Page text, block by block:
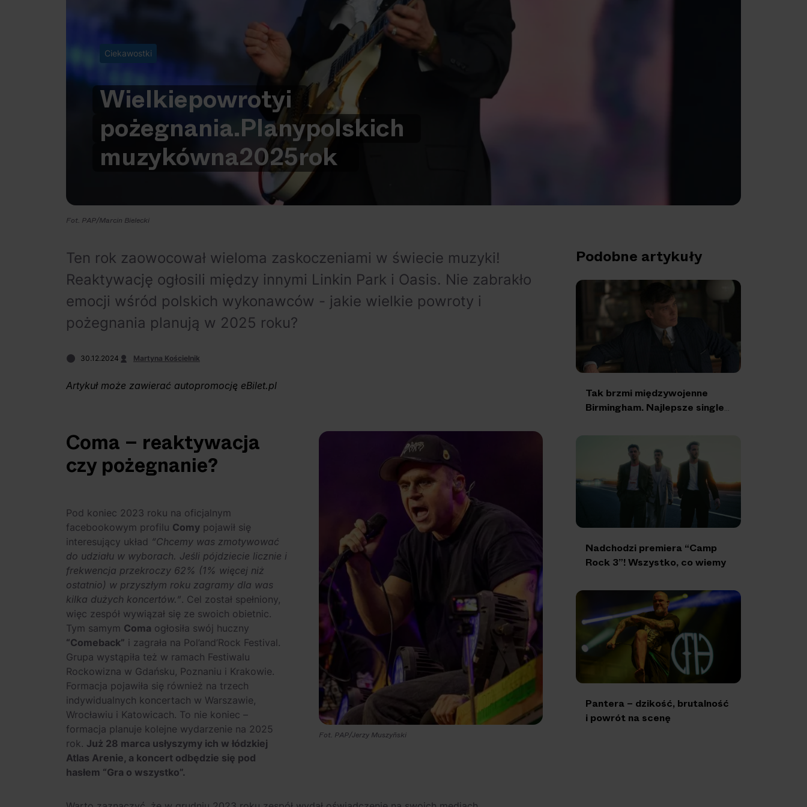
Ciekawostki
Wielkiepowrotyi
pożegnania.Planypolskich
muzykówna2025rok
Fot. PAP/Marcin Bielecki
Ten rok zaowocował wieloma zaskoczeniami w świecie muzyki!
Reaktywację ogłosili między innymi Linkin Park i Oasis. Nie zabrakło
emocji wśród polskich wykonawców - jakie wielkie powroty i
pożegnania planują w 2025 roku?
30.12.2024 Martyna Kościelnik
Artykuł może zawierać autopromocję eBilet.pl
Coma – reaktywacja
czy pożegnanie?
Pod koniec 2023 roku na oficjalnym
facebookowym profilu Comy pojawił się
interesujący układ “Chcemy was zmotywować
do udziału w wyborach. Jeśli pójdziecie licznie i
frekwencja przekroczy 62% (1% więcej niż
ostatnio) w przyszłym roku zagramy dla was
kilka dużych koncertów.”. Cel został spełniony,
więc zespół wywiązał się ze swoich obietnic.
Tym samym Coma ogłosiła swój huczny
“Comeback” i zagrała na Pol’and’Rock Festival.
Grupa wystąpiła też w ramach Festiwalu
Rockowizna w Gdańsku, Poznaniu i Krakowie.
Formacja pojawiła się również na trzech
indywidualnych koncertach w Warszawie,
Wrocławiu i Katowicach. To nie koniec –
formacja planuje kolejne wydarzenie na 2025
rok. Już 28 marca usłyszymy ich w łódzkiej
Atlas Arenie, a koncert odbędzie się pod
hasłem “Gra o wszystko”.
Fot. PAP/Jerzy Muszyñski
Podobne artykuły
Tak brzmi międzywojenne
Birmingham. Najlepsze single
Nadchodzi premiera “Camp
Rock 3”! Wszystko, co wiemy
Pantera – dzikość, brutalność
i powrót na scenę